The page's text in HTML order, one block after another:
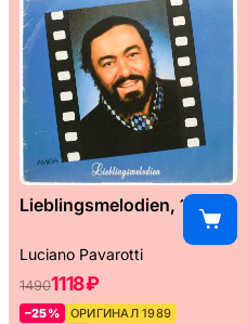
Lieblingsmelodien, 1989
Luciano Pavarotti
14901118 ₽
–25%
ОРИГИНАЛ 1989